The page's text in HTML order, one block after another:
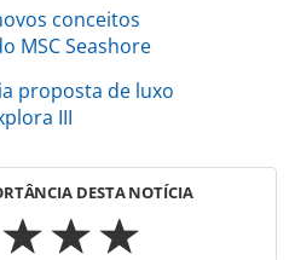
conceitos
MSC Seashore
proposta de luxo
III
DESTA NOTÍCIA